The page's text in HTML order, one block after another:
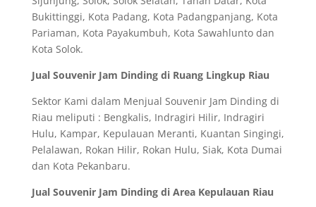
Bukittinggi, Kota Padang, Kota Padangpanjang, Kota
Pariaman, Kota Payakumbuh, Kota Sawahlunto dan
Kota Solok.
Jual Souvenir Jam Dinding di Ruang Lingkup Riau
Sektor Kami dalam Menjual Souvenir Jam Dinding di
Riau meliputi : Bengkalis, Indragiri Hilir, Indragiri
Hulu, Kampar, Kepulauan Meranti, Kuantan Singingi,
Pelalawan, Rokan Hilir, Rokan Hulu, Siak, Kota Dumai
dan Kota Pekanbaru.
Jual Souvenir Jam Dinding di Area Kepulauan Riau